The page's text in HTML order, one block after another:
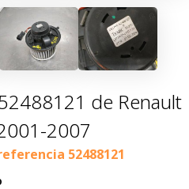
de Renault
2007
52488121